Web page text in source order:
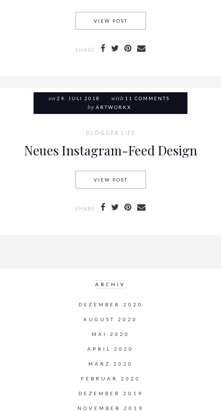
VIEW POST
SHARE
on 24. JULI 2018 with 11 COMMENTS
by ARTWORKX
BLOGGER LIFE
Neues Instagram-Feed Design
VIEW POST
SHARE
ARCHIV
DEZEMBER 2020
AUGUST 2020
MAI 2020
APRIL 2020
MÄRZ 2020
FEBRUAR 2020
DEZEMBER 2019
NOVEMBER 2019